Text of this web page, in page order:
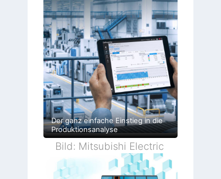
Der ganz einfache Einstieg in die
Produktionsanalyse
Bild: Mitsubishi Electric